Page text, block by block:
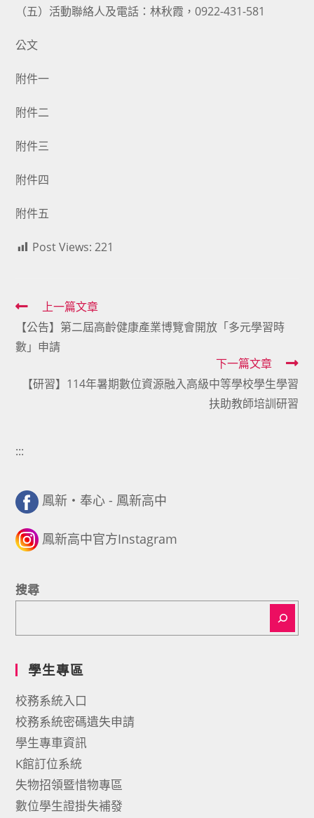
（五）活動聯絡人及電話：林秋霞，0922-431-581
公文
附件一
附件二
附件三
附件四
附件五
Post Views: 221
Read
more
articles
上一篇文章
【公告】第二屆高齡健康產業博覽會開放「多元學習時
數」申請
下一篇文章
【研習】114年暑期數位資源融入高級中等學校學生學習
扶助教師培訓研習
:::
鳳新・奉心 - 鳳新高中
鳳新高中官方Instagram
搜尋
學生專區
校務系統入口
校務系統密碼遺失申請
學生專車資訊
K館訂位系統
失物招領暨惜物專區
數位學生證掛失補發